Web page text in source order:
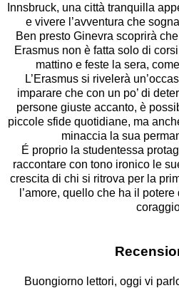
Innsbruck, una città tranquilla
e vivere l’avventura che
Ben presto Ginevra scoprirà
Erasmus non è fatta solo di
mattino e feste la sera,
L’Erasmus si rivelerà
imparare che con un po’ di
persone giuste accanto, è
piccole sfide quotidiane, ma
minaccia la sua
É proprio la studentessa
raccontare con tono ironico le
crescita di chi si ritrova per la
l’amore, quello che ha il
Buongiorno lettori, oggi vi